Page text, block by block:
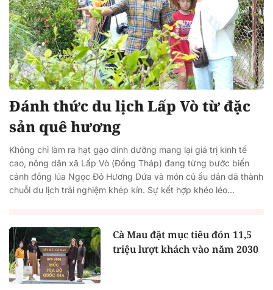
Đánh thức du lịch Lấp Vò từ đặc
sản quê hương
Không chỉ làm ra hạt gạo dinh dưỡng mang lại giá trị kinh tế
cao, nông dân xã Lấp Vò (Đồng Tháp) đang từng bước biến
cánh đồng lúa Ngọc Đỏ Hương Dứa và món củ ấu dân dã thành
chuỗi du lịch trải nghiệm khép kín. Sự kết hợp khéo léo...
Cà Mau đặt mục tiêu đón 11,5
triệu lượt khách vào năm 2030